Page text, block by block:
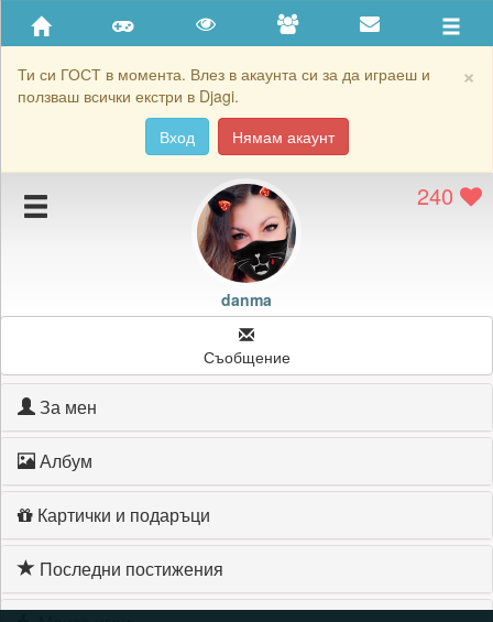
×
Ти си ГОСТ в момента. Влез в акаунта си за да играеш и
ползваш всички екстри в Djagi.
Вход
Нямам акаунт
Приятели
Хронология на игри
Подаръците на danma
Картичките на danma
240
danma
Съобщение
За мен
Албум
Картички и подаръци
Последни постижения